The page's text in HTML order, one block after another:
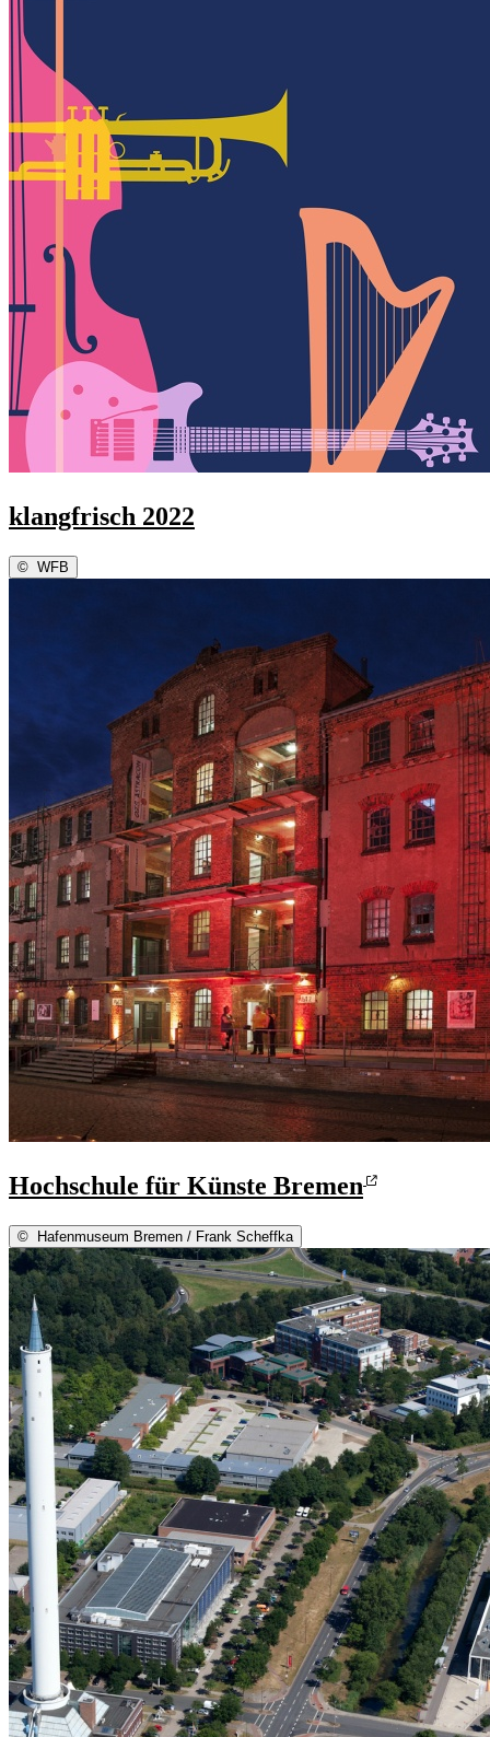
klangfrisch 2022
© WFB
Hochschule für Künste Bremen
© Hafenmuseum Bremen / Frank Scheffka